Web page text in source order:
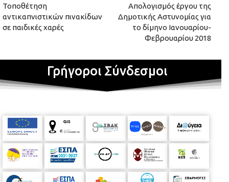
Τοποθέτηση
αντικαπνιστικών πινακίδων
σε παιδικές χαρές
Απολογισμός έργου της
Δημοτικής Αστυνομίας για
το δίμηνο Ιανουαρίου-
Φεβρουαρίου 2018
Γρήγοροι Σύνδεσμοι